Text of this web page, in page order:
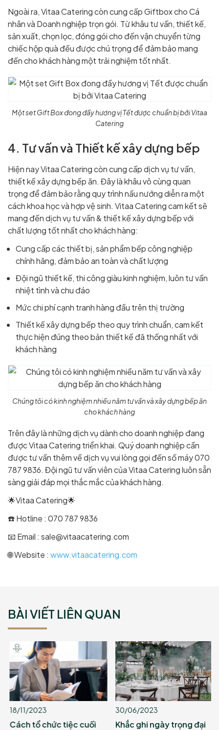
Ngoài ra, Vitaa Catering còn cung cấp Giftbox cho Cá
nhân và Doanh nghiệp trọn gói. Từ khâu tư vấn, thiết kế,
sản xuất, chọn lọc, đóng gói cho đến vận chuyển từng
chiếc hộp quà đều được chú trọng để đảm bảo mang
đến cho khách hàng một trải nghiệm tốt nhất.
Một set Gift Box đong đầy hương vị Tết được chuẩn bị bởi Vitaa
Catering
4. Tư vấn và Thiết kế xây dựng bếp
Hiện nay Vitaa Catering còn cung cấp dịch vụ tư vấn,
thiết kế xây dựng bếp ăn. Đây là khâu vô cùng quan
trọng để đảm bảo rằng quy trình nấu nướng diễn ra một
cách khoa học và hợp vệ sinh. Vitaa Catering cam kết sẽ
mang đến dịch vụ tư vấn & thiết kế xây dựng bếp với
chất lượng tốt nhất cho khách hàng:
Cung cấp các thiết bị, sản phẩm bếp công nghiệp
chính hãng, đảm bảo an toàn và chất lượng
Đội ngũ thiết kế, thi công giàu kinh nghiệm, luôn tư vấn
nhiệt tình và chu đáo
Mức chi phí cạnh tranh hàng đầu trên thị trường
Thiết kế xây dựng bếp theo quy trình chuẩn, cam kết
thực hiện đúng theo bản thiết kế đã thống nhất với
khách hàng
Chúng tôi có kinh nghiệm nhiều năm tư vấn và xây dựng bếp ăn
cho khách hàng
Trên đây là những dịch vụ dành cho doanh nghiệp đang
được Vitaa Catering triển khai. Quý doanh nghiệp cần
được tư vấn thêm về dịch vụ vui lòng gọi đến số máy 070
787 9836. Đội ngũ tư vấn viên của Vitaa Catering luôn sẵn
sàng giải đáp mọi thắc mắc của khách hàng.
🌟Vitaa Catering🌟
☎️ Hotline : 070 787 9836
📧 Email : sale@vitaacatering.com
🌐 Website : www.vitaacatering.com
BÀI VIẾT LIÊN QUAN
18/11/2023
Cách tổ chức tiệc cuối
30/06/2023
Khắc ghi ngày trọng đại